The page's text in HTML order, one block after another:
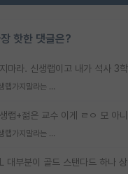
핫한 댓글은?
신생랩가지말라는 이유가 있었구나
신생랩가지말라는 이유가 있었구나